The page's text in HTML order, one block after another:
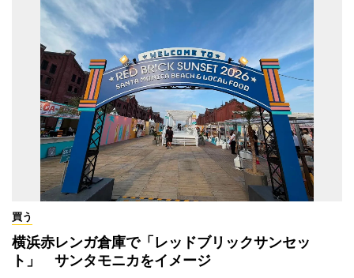
買う
横浜赤レンガ倉庫で「レッドブリックサンセッ
ト」 サンタモニカをイメージ